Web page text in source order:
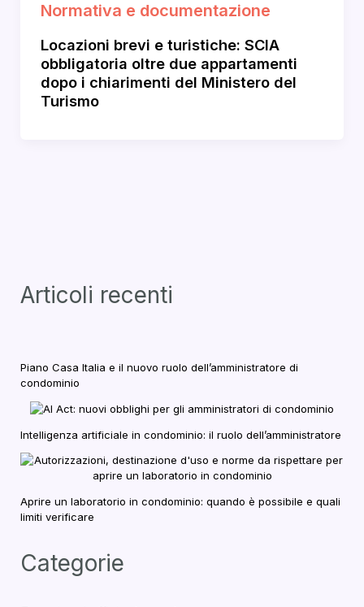
Normativa e documentazione
Locazioni brevi e turistiche: SCIA
obbligatoria oltre due appartamenti
dopo i chiarimenti del Ministero del
Turismo
Articoli recenti
Piano Casa Italia e il nuovo ruolo dell’amministratore di
condominio
Intelligenza artificiale in condominio: il ruolo dell’amministratore
Aprire un laboratorio in condominio: quando è possibile e quali
limiti verificare
Categorie